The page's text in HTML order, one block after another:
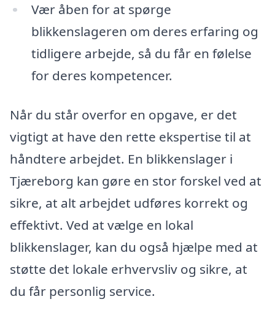
Vær åben for at spørge
blikkenslageren om deres erfaring og
tidligere arbejde, så du får en følelse
for deres kompetencer.
Når du står overfor en opgave, er det
vigtigt at have den rette ekspertise til at
håndtere arbejdet. En blikkenslager i
Tjæreborg kan gøre en stor forskel ved at
sikre, at alt arbejdet udføres korrekt og
effektivt. Ved at vælge en lokal
blikkenslager, kan du også hjælpe med at
støtte det lokale erhvervsliv og sikre, at
du får personlig service.